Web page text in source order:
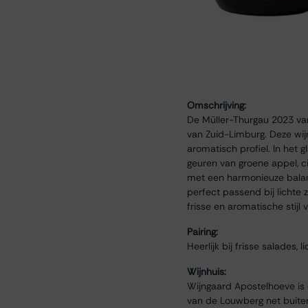
Omschrijving:
De Müller-Thurgau 2023
van Zuid-Limburg. Deze
aromatisch profiel. In het
geuren van groene appel,
met een harmonieuze
perfect passend bij lichte
frisse en aromatische stijl
Pairing:
Heerlijk bij frisse salades,
Wijnhuis:
Wijngaard Apostelhoeve
van de Louwberg net